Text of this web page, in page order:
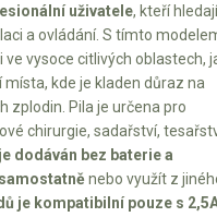
uživatele, kteří hledají
a ovládání. S tímto
ve vysoce citlivých oblastech,
kde je kladen důraz na
zplodin. Pila je určena pro
chirurgie, sadařství,
dodáván bez baterie a
nebo využít z
je kompatibilní pouze s